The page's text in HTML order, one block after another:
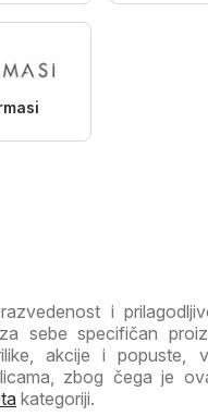
i
sebe specifičan
akcije i popuste,
zbog čega je
kategoriji.